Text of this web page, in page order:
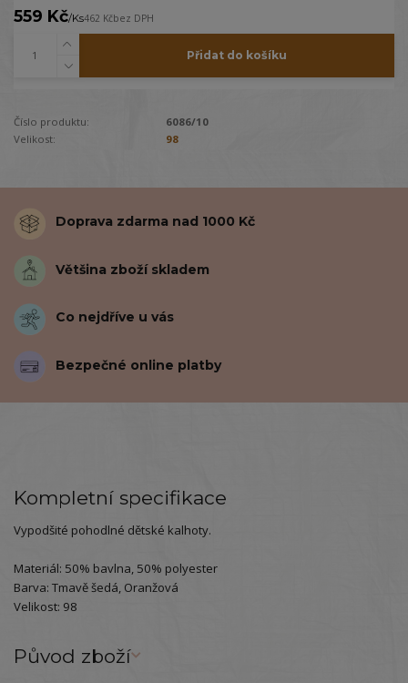
559 Kč/Ks462 Kčbez DPH
Přidat do košíku
Číslo produktu:
6086/10
Velikost:
98
Doprava zdarma nad 1000 Kč
Většina zboží skladem
Co nejdříve u vás
Bezpečné online platby
Kompletní specifikace
Vypodšité pohodlné dětské kalhoty.
Materiál: 50% bavlna, 50% polyester
Barva: Tmavě šedá, Oranžová
Velikost: 98
Původ zboží